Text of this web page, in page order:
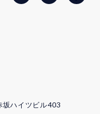
ハイツビル403